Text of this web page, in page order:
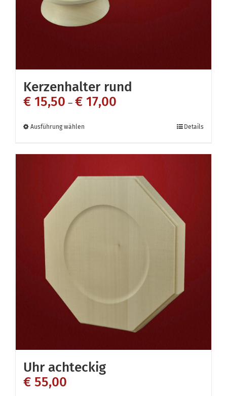
Kerzenhalter rund
€ 15,50 – € 17,00
Ausführung wählen
mehrere
auf.
Produktseite
gewählt
Details
Uhr achteckig
€ 55,00